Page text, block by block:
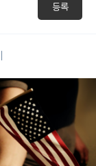
등록